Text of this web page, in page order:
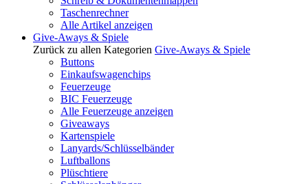
Taschenrechner
Alle Artikel anzeigen
Give-Aways & Spiele
Zurück zu allen Kategorien Give-Aways & Spiele
Buttons
Einkaufswagenchips
Feuerzeuge
BIC Feuerzeuge
Alle Feuerzeuge anzeigen
Giveaways
Kartenspiele
Lanyards/Schlüsselbänder
Luftballons
Plüschtiere